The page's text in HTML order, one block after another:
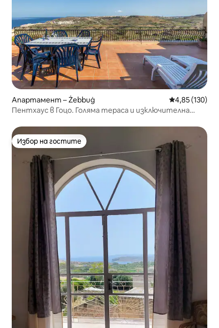
Апартамент – Żebbuġ Средна
4,85 (130)
Пентхаус в Гоцо. Голяма тераса и изключителна
Избор на гостите
Избор на гостите